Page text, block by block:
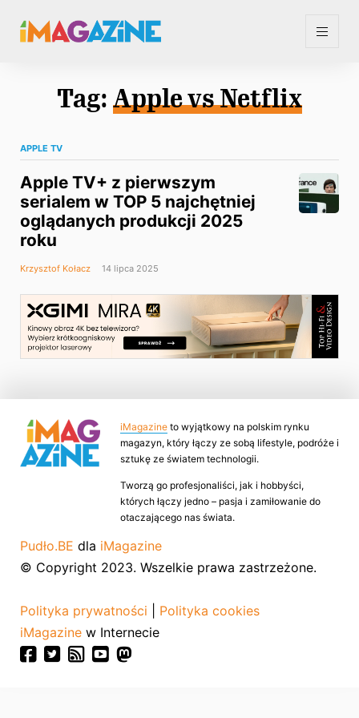
Tag: Apple vs Netflix
APPLE TV
Apple TV+ z pierwszym
serialem w TOP 5 najchętniej
oglądanych produkcji 2025
roku
Krzysztof Kołacz 14 lipca 2025
iMagazine to wyjątkowy na polskim rynku
magazyn, który łączy ze sobą lifestyle, podróże i
sztukę ze światem technologii.
Tworzą go profesjonaliści, jak i hobbyści,
których łączy jedno – pasja i zamiłowanie do
otaczającego nas świata.
Pudło.BE dla iMagazine
© Copyright 2023. Wszelkie prawa zastrzeżone.
Polityka prywatności
Polityka cookies
iMagazine w Internecie